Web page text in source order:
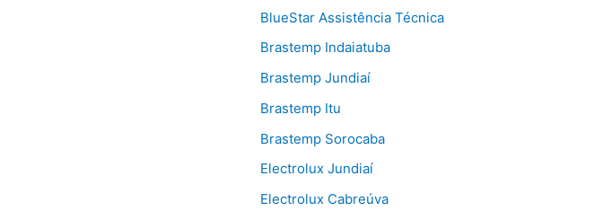
BlueStar Assistência Técnica
Brastemp Indaiatuba
Brastemp Jundiaí
Brastemp Itu
Brastemp Sorocaba
Electrolux Jundiaí
Electrolux Cabreúva